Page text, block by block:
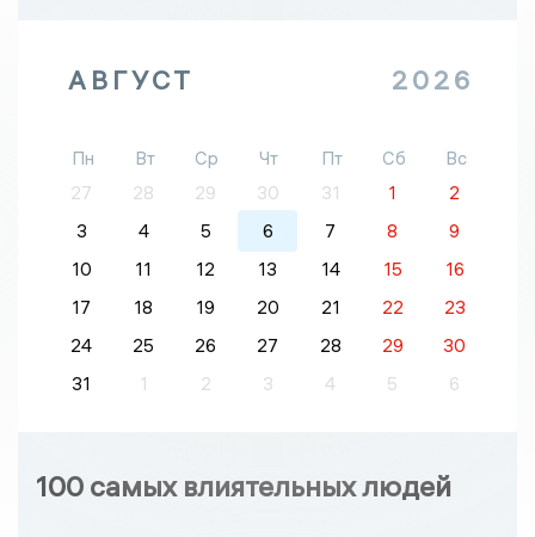
АВГУСТ 2026
Пн Вт Ср Чт Пт Сб
Вс
27
28 29 30 31 1
2
3
4 5 6 7 8
9
10
11 12 13 14 15
16
17
18 19 20 21 22
23
24
25 26 27 28 29
30
31
1 2 3 4 5 6
100 самых влиятельных людей